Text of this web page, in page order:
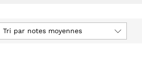
Tri par notes moyennes